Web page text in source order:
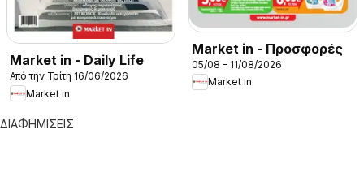
Market in - Daily Life
Από την Τρίτη 16/06/2026
Market in
Market in - Προσφορές
05/08 - 11/08/2026
Market in
ΔΙΑΦΗΜΙΣΕΙΣ